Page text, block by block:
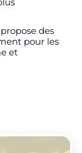
propose des
pour les
et